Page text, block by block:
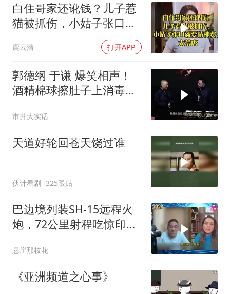
白住哥家还讹钱？儿子惹
猫被抓伤，小姑子张口就
鹿云清 打开APP
郭德纲 于谦 爆笑相声！
酒精棉球擦肚子上消毒，
擦反了？
市井大实话
天道好轮回苍天饶过谁
伙计看剧 325跟贴
巴边境列装SH-15远程火
炮，72公里射程吃惊印度
悬崖那枝花
《亚洲频道之心事》